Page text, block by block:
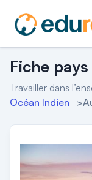
Fiche
Travailler dans
Océan Indien
>